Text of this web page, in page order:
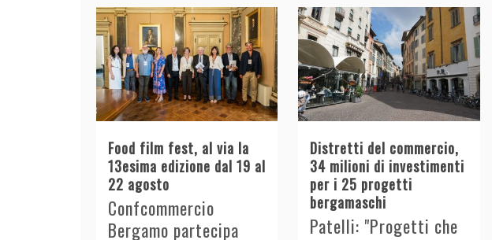
Food film fest, al via la
13esima edizione dal 19 al
22 agosto
Confcommercio
Bergamo partecipa
Distretti del commercio,
34 milioni di investimenti
per i 25 progetti
bergamaschi
Patelli: "Progetti che